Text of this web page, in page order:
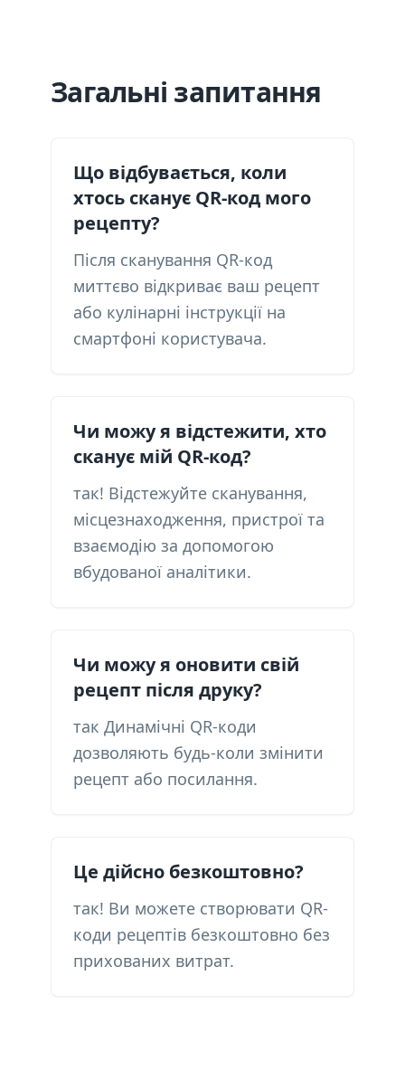
Загальні запитання
Що відбувається, коли
хтось сканує QR-код мого
рецепту?
Після сканування QR-код
миттєво відкриває ваш рецепт
або кулінарні інструкції на
смартфоні користувача.
Чи можу я відстежити, хто
сканує мій QR-код?
так! Відстежуйте сканування,
місцезнаходження, пристрої та
взаємодію за допомогою
вбудованої аналітики.
Чи можу я оновити свій
рецепт після друку?
так Динамічні QR-коди
дозволяють будь-коли змінити
рецепт або посилання.
Це дійсно безкоштовно?
так! Ви можете створювати QR-
коди рецептів безкоштовно без
прихованих витрат.